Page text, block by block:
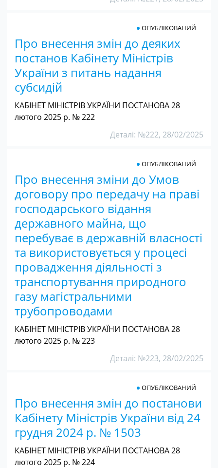
Про внесення змін до деяких
постанов Кабінету Міністрів
України з питань надання
субсидій
ОПУБЛІКОВАНИЙ
КАБІНЕТ МІНІСТРІВ УКРАЇНИ ПОСТАНОВА 28
лютого 2025 р. № 222
Деталі: №222, 28/02/2025
Про внесення зміни до Умов
договору про передачу на праві
господарського відання
державного майна, що
перебуває в державній власності
та використовується у процесі
провадження діяльності з
транспортування природного
газу магістральними
трубопроводами
ОПУБЛІКОВАНИЙ
КАБІНЕТ МІНІСТРІВ УКРАЇНИ ПОСТАНОВА 28
лютого 2025 р. № 223
Деталі: №223, 28/02/2025
Про внесення змін до постанови
Кабінету Міністрів України від 24
грудня 2024 р. № 1503
ОПУБЛІКОВАНИЙ
КАБІНЕТ МІНІСТРІВ УКРАЇНИ ПОСТАНОВА 28
лютого 2025 р. № 224